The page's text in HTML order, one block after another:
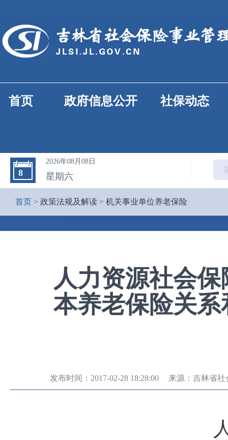
首页 政府信息公开 社保动态
8
2026年08月08日
星期六
首页 > 政策法规及解读 > 机关事业单位养老保险
人力资源社会
本养老保险关
发布时间： 2017-02-28 18:28:00 来源： 吉林省社